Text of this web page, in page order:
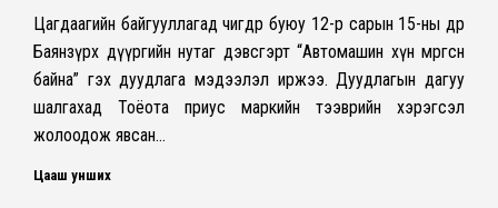
Цагдаагийн байгууллагад өчигдөр буюу 12-р сарын 15-ны өдөр
Баянзүрх дүүргийн нутаг дэвсгэрт “Автомашин хүн мөргөсөн
байна” гэх дуудлага мэдээлэл иржээ. Дуудлагын дагуу
шалгахад Тоёота приус маркийн тээврийн хэрэгсэл
жолоодож явсан…
Цааш унших